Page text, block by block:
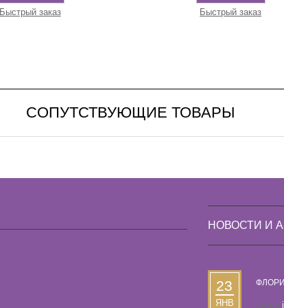
Быстрый заказ Быстрый заказ
СОПУТСТВУЮЩИЕ ТОВАРЫ
НОВОСТИ И
23
ЯНВ автор